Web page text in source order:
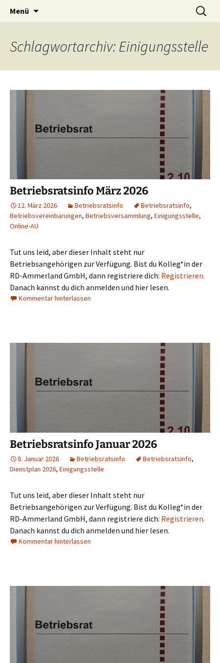
Menü
Suchen
nach:
Schlagwortarchiv: Einigungsstelle
Betriebsratsinfo März 2026
12. März 2026 Betriebsratsinfo Betriebsratsinfo,
Betriebsvereinbarungen, Betriebsversammlung, Einigungsstelle,
Online-AU
Tut uns leid, aber dieser Inhalt steht nur
Betriebsangehörigen zur Verfügung. Bist du Kolleg*in der
RD-Ammerland GmbH, dann registriere dich: Registrieren.
Danach kannst du dich anmelden und hier lesen.
Kommentar hinterlassen
Betriebsratsinfo Januar 2026
8. Januar 2026 Betriebsratsinfo Betriebsratsinfo,
Dienstplan 2026, Einigungsstelle
Tut uns leid, aber dieser Inhalt steht nur
Betriebsangehörigen zur Verfügung. Bist du Kolleg*in der
RD-Ammerland GmbH, dann registriere dich: Registrieren.
Danach kannst du dich anmelden und hier lesen.
Kommentar hinterlassen